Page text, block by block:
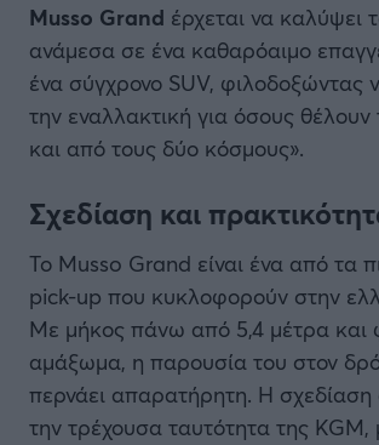
Musso Grand έρχεται να καλύψει
ανάμεσα σε ένα καθαρόαιμο
ένα σύγχρονο SUV, φιλοδοξώντας
την εναλλακτική για όσους
και από τους δύο κόσμους».
Σχεδίαση και
Το Musso Grand είναι ένα από τα
pick-up που κυκλοφορούν στην
Με μήκος πάνω από 5,4 μέτρα και
αμάξωμα, η παρουσία του στον
περνάει απαρατήρητη. Η σχεδίαση
την τρέχουσα ταυτότητα της KGM,